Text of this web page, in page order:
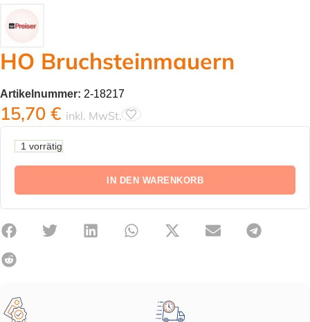
HO Bruchsteinmauern
Artikelnummer: 2-18217
15,70 € inkl. MwSt.
1 vorrätig
IN DEN WARENKORB